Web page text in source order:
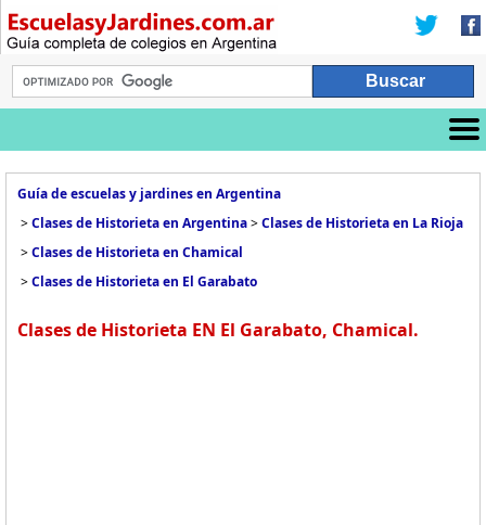
Guía de escuelas y jardines en Argentina
>Clases de Historieta en Argentina>Clases de Historieta en La Rioja
>Clases de Historieta en Chamical
>Clases de Historieta en El Garabato
Clases de Historieta EN El Garabato, Chamical.